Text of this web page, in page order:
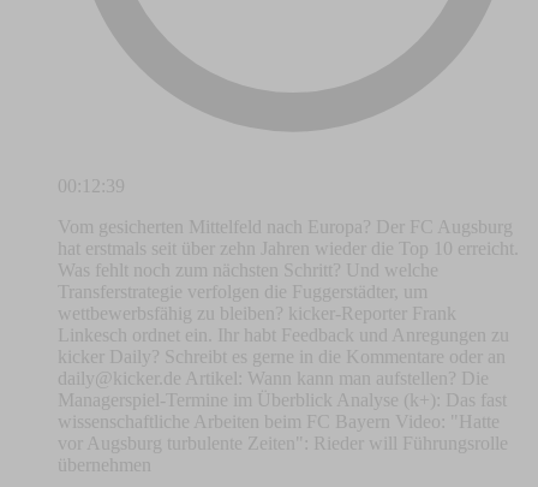
00:12:39
Vom gesicherten Mittelfeld nach Europa? Der FC Augsburg
hat erstmals seit über zehn Jahren wieder die Top 10 erreicht.
Was fehlt noch zum nächsten Schritt? Und welche
Transferstrategie verfolgen die Fuggerstädter, um
wettbewerbsfähig zu bleiben? kicker-Reporter Frank
Linkesch ordnet ein. Ihr habt Feedback und Anregungen zu
kicker Daily? Schreibt es gerne in die Kommentare oder an
daily@kicker.de Artikel: Wann kann man aufstellen? Die
Managerspiel-Termine im Überblick Analyse (k+): Das fast
wissenschaftliche Arbeiten beim FC Bayern Video: "Hatte
vor Augsburg turbulente Zeiten": Rieder will Führungsrolle
übernehmen